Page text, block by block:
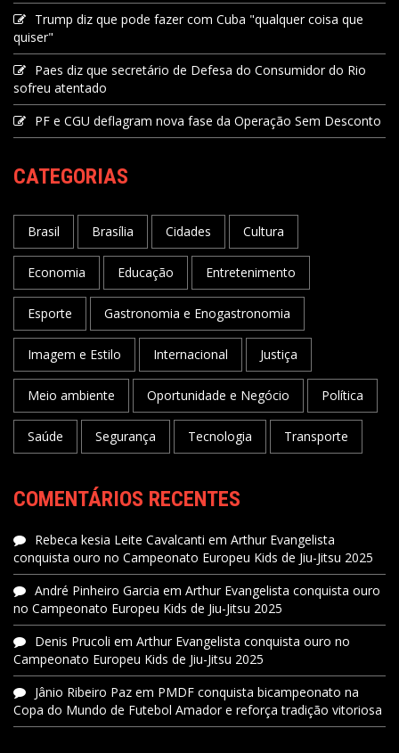
Trump diz que pode fazer com Cuba "qualquer coisa que
quiser"
Paes diz que secretário de Defesa do Consumidor do Rio
sofreu atentado
PF e CGU deflagram nova fase da Operação Sem Desconto
CATEGORIAS
Brasil Brasília Cidades Cultura
Economia Educação Entretenimento
Esporte Gastronomia e Enogastronomia
Imagem e Estilo Internacional Justiça
Meio ambiente Oportunidade e Negócio Política
Saúde Segurança Tecnologia Transporte
COMENTÁRIOS RECENTES
Rebeca kesia Leite Cavalcanti em Arthur Evangelista
conquista ouro no Campeonato Europeu Kids de Jiu-Jitsu 2025
André Pinheiro Garcia em Arthur Evangelista conquista ouro
no Campeonato Europeu Kids de Jiu-Jitsu 2025
Denis Prucoli em Arthur Evangelista conquista ouro no
Campeonato Europeu Kids de Jiu-Jitsu 2025
Jânio Ribeiro Paz em PMDF conquista bicampeonato na
Copa do Mundo de Futebol Amador e reforça tradição vitoriosa